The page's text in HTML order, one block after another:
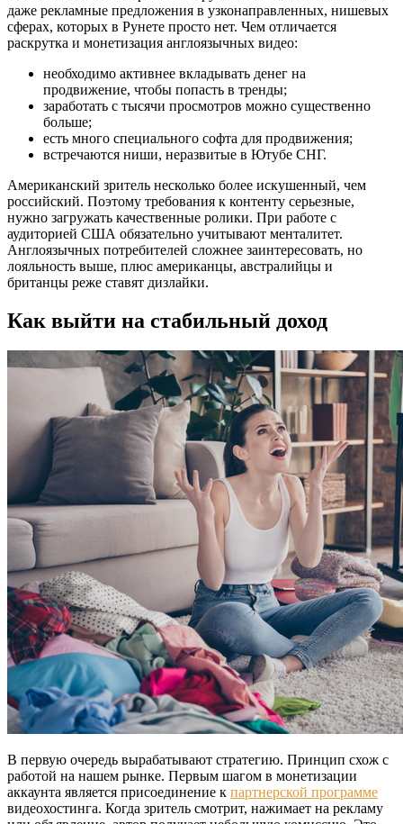
даже рекламные предложения в узконаправленных, нишевых
сферах, которых в Рунете просто нет. Чем отличается
раскрутка и монетизация англоязычных видео:
необходимо активнее вкладывать денег на
продвижение, чтобы попасть в тренды;
заработать с тысячи просмотров можно существенно
больше;
есть много специального софта для продвижения;
встречаются ниши, неразвитые в Ютубе СНГ.
Американский зритель несколько более искушенный, чем
российский. Поэтому требования к контенту серьезные,
нужно загружать качественные ролики. При работе с
аудиторией США обязательно учитывают менталитет.
Англоязычных потребителей сложнее заинтересовать, но
лояльность выше, плюс американцы, австралийцы и
британцы реже ставят дизлайки.
Как выйти на стабильный доход
В первую очередь вырабатывают стратегию. Принцип схож с
работой на нашем рынке. Первым шагом в монетизации
аккаунта является присоединение к партнерской программе
видеохостинга. Когда зритель смотрит, нажимает на рекламу